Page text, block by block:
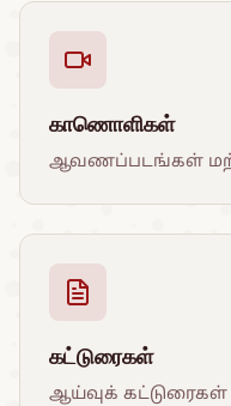
காணொளிகள்
ஆவணப்படங்கள்
கட்டுரைகள்
ஆய்வுக் கட்டுரைகள்